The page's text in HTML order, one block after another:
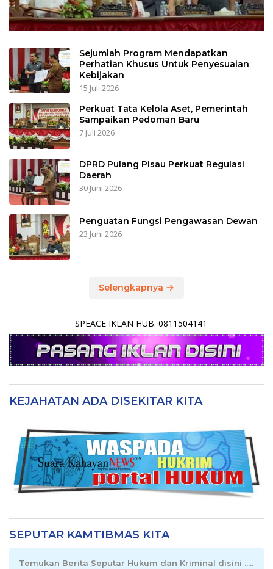
Sejumlah Program Mendapatkan
Perhatian Khusus Untuk Penyesuaian
Kebijakan
15 Juli 2026
Perkuat Tata Kelola Aset, Pemerintah
Sampaikan Pedoman Baru
7 Juli 2026
DPRD Pulang Pisau Perkuat Regulasi
Daerah
30 Juni 2026
Penguatan Fungsi Pengawasan Dewan
23 Juni 2026
Selengkapnya
SPEACE IKLAN HUB. 0811504141
KEJAHATAN ADA DISEKITAR KITA
SEPUTAR KAMTIBMAS KITA
Temukan Berita Seputar Hukum dan Kriminal disini .....